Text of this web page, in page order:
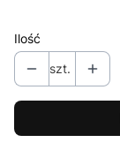
Ilość
szt.